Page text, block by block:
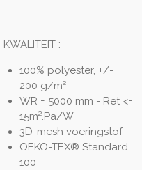
KWALITEIT :
100% polyester, +/-
200 g/m²
WR = 5000 mm - Ret <=
15m².Pa/W
3D-mesh voeringstof
OEKO-TEX® Standard
100